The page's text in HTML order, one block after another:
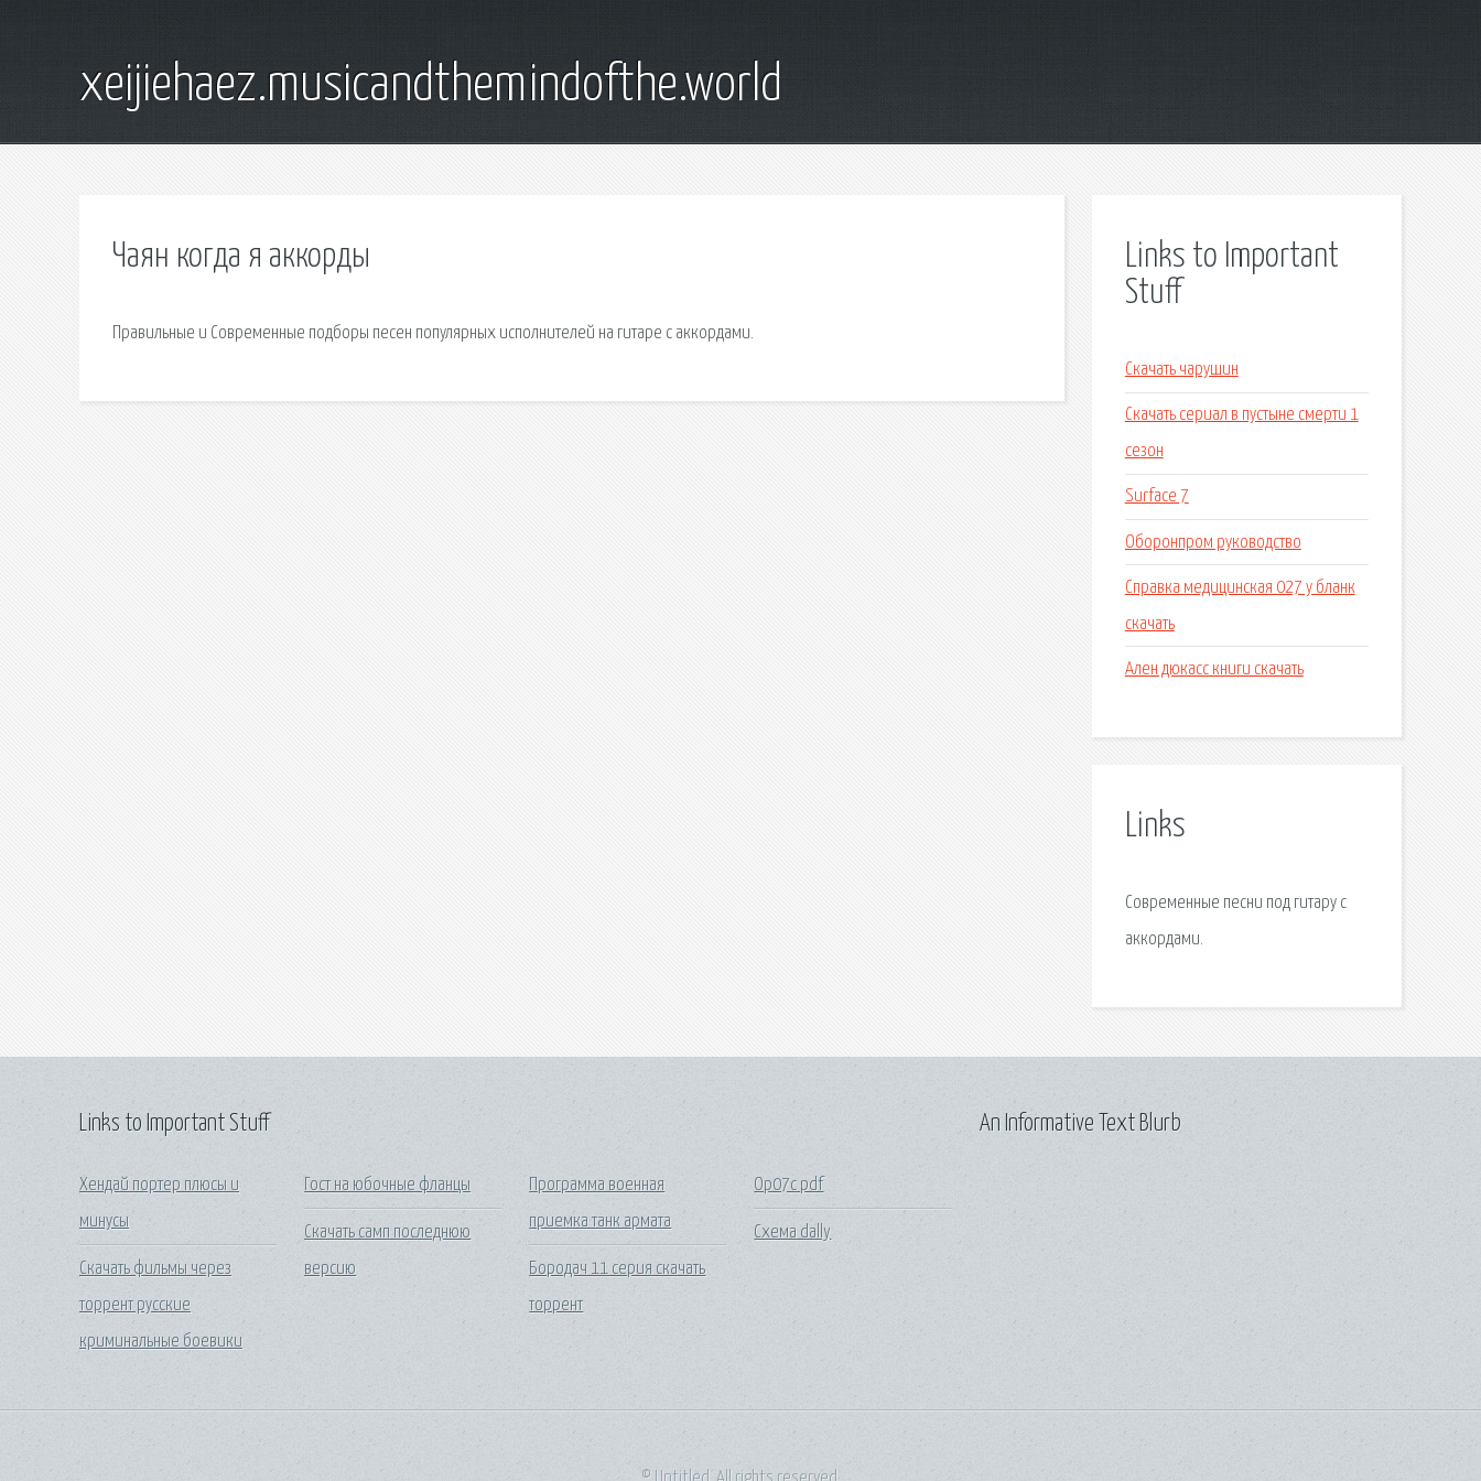
xeijiehaez.musicandthemindofthe.world
Чаян когда я аккорды
Правильные и Современные подборы песен популярных исполнителей на гитаре с аккордами.
Links to Important
Stuff
Скачать чарушин
Скачать сериал в пустыне смерти 1
сезон
Surface 7
Оборонпром руководство
Справка медицинская 027 у бланк
скачать
Ален дюкасс книги скачать
Links
Современные песни под гитару с
аккордами.
Links to Important Stuff
Хендай портер плюсы и
минусы
Скачать фильмы через
торрент русские
криминальные боевики
Гост на юбочные фланцы
Скачать самп последнюю
версию
Программа военная
приемка танк армата
Бородач 11 серия скачать
торрент
Op07c pdf
Схема dally
An Informative Text Blurb